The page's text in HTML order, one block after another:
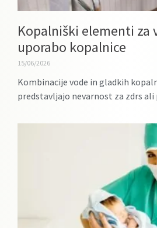
Kopalniški elementi za
uporabo kopalnice
15/06/2026
Kombinacije vode in gladkih
predstavljajo nevarnost za zdrs ali